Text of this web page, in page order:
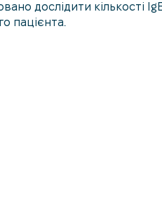
дослідити кількості
пацієнта.